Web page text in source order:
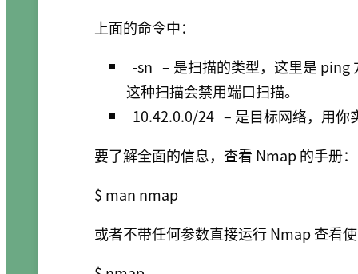
上面的命令中：
-sn – 是扫描的类型，这里是 ping
这种扫描会禁用端口扫描。
10.42.0.0/24 – 是目标网络，用你
要了解全面的信息，查看 Nmap 的手册：
或者不带任何参数直接运行 Nmap 查看